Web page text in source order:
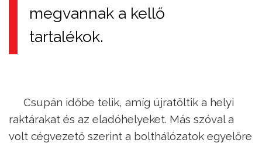
megvannak a kellő
tartalékok.
Csupán időbe telik, amíg újratöltik a helyi
raktárakat és az eladóhelyeket. Más szóval a
volt cégvezető szerint a bolthálózatok egyelőre